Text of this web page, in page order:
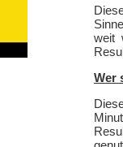
weit
Wer